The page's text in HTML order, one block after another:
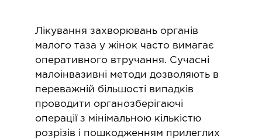
ХІРУРГІЯ
в гінекології
в онкології
в урології
в хірургії
Лікування захворювань органів
малого таза у жінок часто вимагає
оперативного втручання. Сучасні
малоінвазивні методи дозволяють в
переважній більшості випадків
проводити органозберігаючі
операції з мінімальною кількістю
розрізів і пошкодженням прилеглих